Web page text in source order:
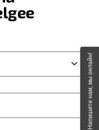
Напишите нам, мы онлайн!